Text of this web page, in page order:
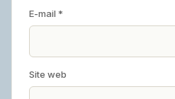
E-mail *
Site web